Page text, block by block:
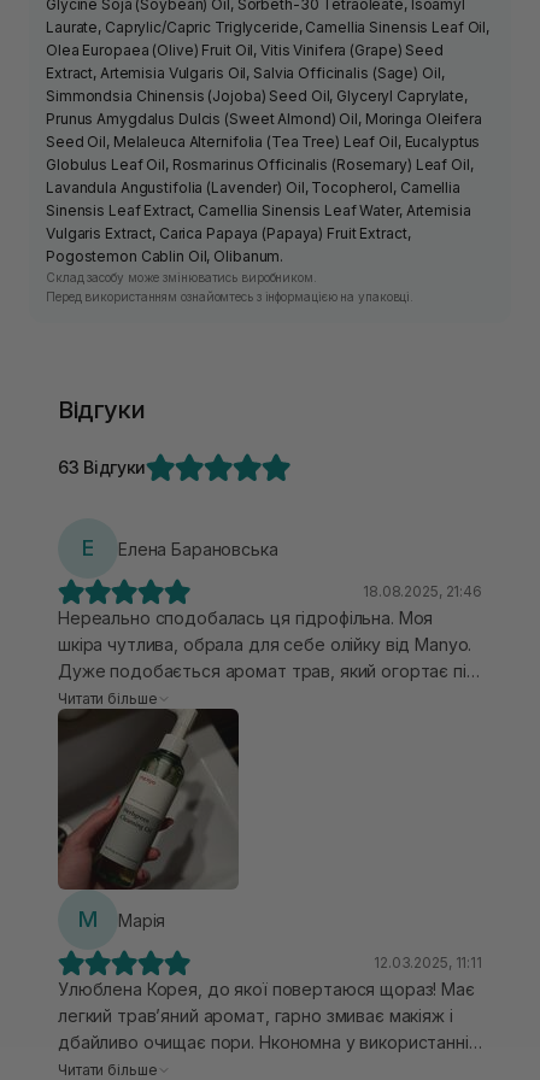
Glycine Soja (Soybean) Oil, Sorbeth-30 Tetraoleate, Isoamyl
Laurate, Caprylic/Capric Triglyceride, Camellia Sinensis Leaf Oil,
Olea Europaea (Olive) Fruit Oil, Vitis Vinifera (Grape) Seed
Extract, Artemisia Vulgaris Oil, Salvia Officinalis (Sage) Oil,
Simmondsia Chinensis (Jojoba) Seed Oil, Glyceryl Caprylate,
Prunus Amygdalus Dulcis (Sweet Almond) Oil, Moringa Oleifera
Seed Oil, Melaleuca Alternifolia (Tea Tree) Leaf Oil, Eucalyptus
Globulus Leaf Oil, Rosmarinus Officinalis (Rosemary) Leaf Oil,
Lavandula Angustifolia (Lavender) Oil, Tocopherol, Camellia
Sinensis Leaf Extract, Camellia Sinensis Leaf Water, Artemisia
Vulgaris Extract, Carica Papaya (Papaya) Fruit Extract,
Pogostemon Cablin Oil, Olibanum.
Склад засобу може змінюватись виробником.
Перед використанням ознайомтесь з інформацією на упаковці.
Відгуки
63 Відгуки
Е Елена Барановська
18.08.2025, 21:46
Нереально сподобалась ця гідрофільна. Моя
шкіра чутлива, обрала для себе олійку від Manyo.
Дуже подобається аромат трав, який огортає під
час вмивання, ніби ароматерапія 🤤🥰 Не викликає
стягнення, немає після вмивання плівки, при
поираплянні в очі не пече. Тактильно приємна,
чудово емульсію при контакті з водою. З нею
личко очищене та ніжне, вона гарно справляється
як із побутовим макіяжем, так і вдало зняла проф.
мейк для зйомки ❤️ Розхід досить економний,
зазвичай я використовую два натиски. Почала
використовувати на початку літа і ще на місяць її
точно вистачить. Класний продукт на мою думку,
особливо для власниць чутливої шкіри, комбі
шкіри.
Читати більше
М Марія
12.03.2025, 11:11
Улюблена Корея, до якої повертаюся щораз! Має
легкий травʼяний аромат, гарно змиває макіяж і
дбайливо очищає пори. Нкономна у використанні.
Наношу олійку на суху шкіру личка, акуратно
Читати більше